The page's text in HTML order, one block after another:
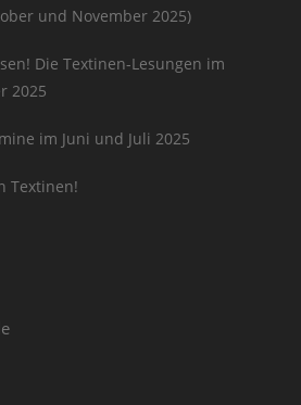
und November 2025)
Die Textinen-Lesungen im
2025
im Juni und Juli 2025
Textinen!